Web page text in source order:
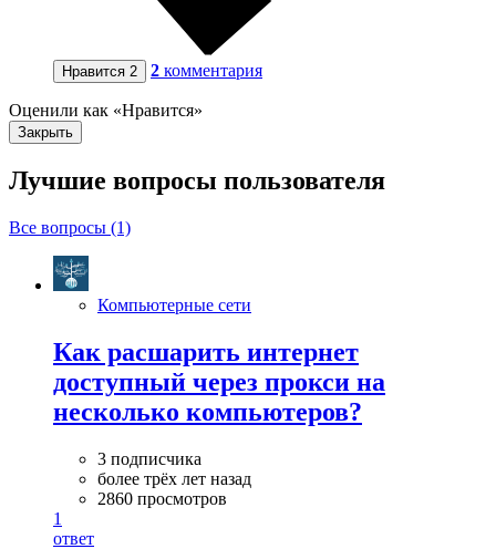
Нравится 2 2 комментария
Оценили как «Нравится»
Закрыть
Лучшие вопросы пользователя
Все вопросы (1)
Компьютерные сети
Как расшарить интернет
доступный через прокси на
несколько компьютеров?
3 подписчика
более трёх лет назад
2860 просмотров
1
ответ